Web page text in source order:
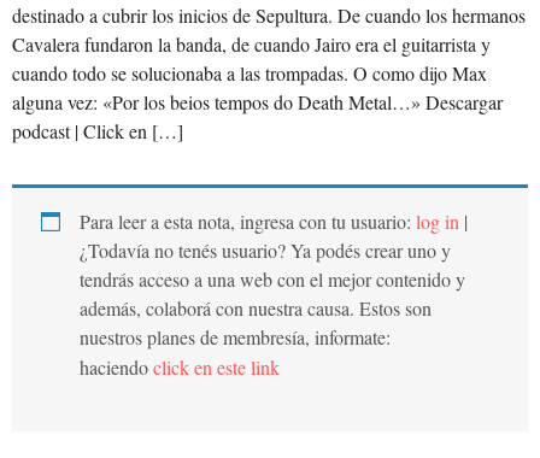
destinado a cubrir los inicios de Sepultura. De cuando los hermanos
Cavalera fundaron la banda, de cuando Jairo era el guitarrista y
cuando todo se solucionaba a las trompadas. O como dijo Max
alguna vez: «Por los beios tempos do Death Metal…» Descargar
podcast | Click en […]
Para leer a esta nota, ingresa con tu usuario: log in |
¿Todavía no tenés usuario? Ya podés crear uno y
tendrás acceso a una web con el mejor contenido y
además, colaborá con nuestra causa. Estos son
nuestros planes de membresía, informate:
haciendoclick en este link